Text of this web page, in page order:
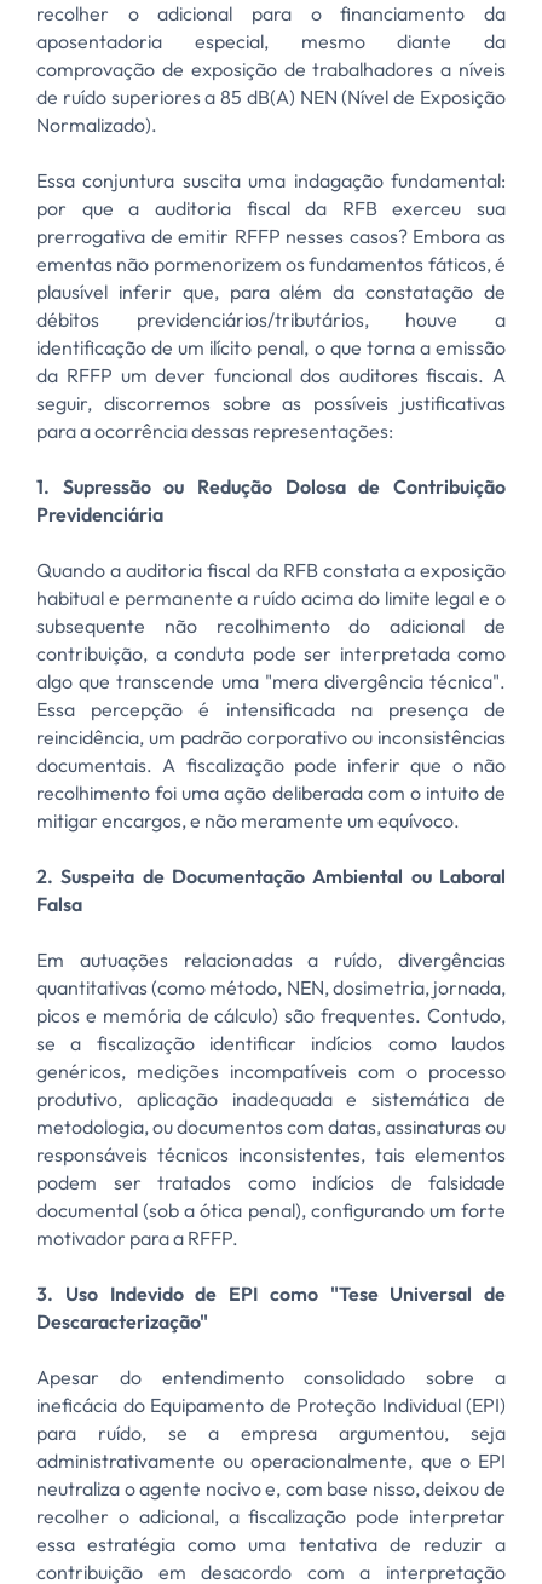
recolher o adicional para o financiamento da
aposentadoria especial, mesmo diante da
comprovação de exposição de trabalhadores a níveis
de ruído superiores a 85 dB(A) NEN (Nível de Exposição
Normalizado).
Essa conjuntura suscita uma indagação fundamental:
por que a auditoria fiscal da RFB exerceu sua
prerrogativa de emitir RFFP nesses casos? Embora as
ementas não pormenorizem os fundamentos fáticos, é
plausível inferir que, para além da constatação de
débitos previdenciários/tributários, houve a
identificação de um ilícito penal, o que torna a emissão
da RFFP um dever funcional dos auditores fiscais. A
seguir, discorremos sobre as possíveis justificativas
para a ocorrência dessas representações:
1. Supressão ou Redução Dolosa de Contribuição
Previdenciária
Quando a auditoria fiscal da RFB constata a exposição
habitual e permanente a ruído acima do limite legal e o
subsequente não recolhimento do adicional de
contribuição, a conduta pode ser interpretada como
algo que transcende uma "mera divergência técnica".
Essa percepção é intensificada na presença de
reincidência, um padrão corporativo ou inconsistências
documentais. A fiscalização pode inferir que o não
recolhimento foi uma ação deliberada com o intuito de
mitigar encargos, e não meramente um equívoco.
2. Suspeita de Documentação Ambiental ou Laboral
Falsa
Em autuações relacionadas a ruído, divergências
quantitativas (como método, NEN, dosimetria, jornada,
picos e memória de cálculo) são frequentes. Contudo,
se a fiscalização identificar indícios como laudos
genéricos, medições incompatíveis com o processo
produtivo, aplicação inadequada e sistemática de
metodologia, ou documentos com datas, assinaturas ou
responsáveis técnicos inconsistentes, tais elementos
podem ser tratados como indícios de falsidade
documental (sob a ótica penal), configurando um forte
motivador para a RFFP.
3. Uso Indevido de EPI como "Tese Universal de
Descaracterização"
Apesar do entendimento consolidado sobre a
ineficácia do Equipamento de Proteção Individual (EPI)
para ruído, se a empresa argumentou, seja
administrativamente ou operacionalmente, que o EPI
neutraliza o agente nocivo e, com base nisso, deixou de
recolher o adicional, a fiscalização pode interpretar
essa estratégia como uma tentativa de reduzir a
contribuição em desacordo com a interpretação